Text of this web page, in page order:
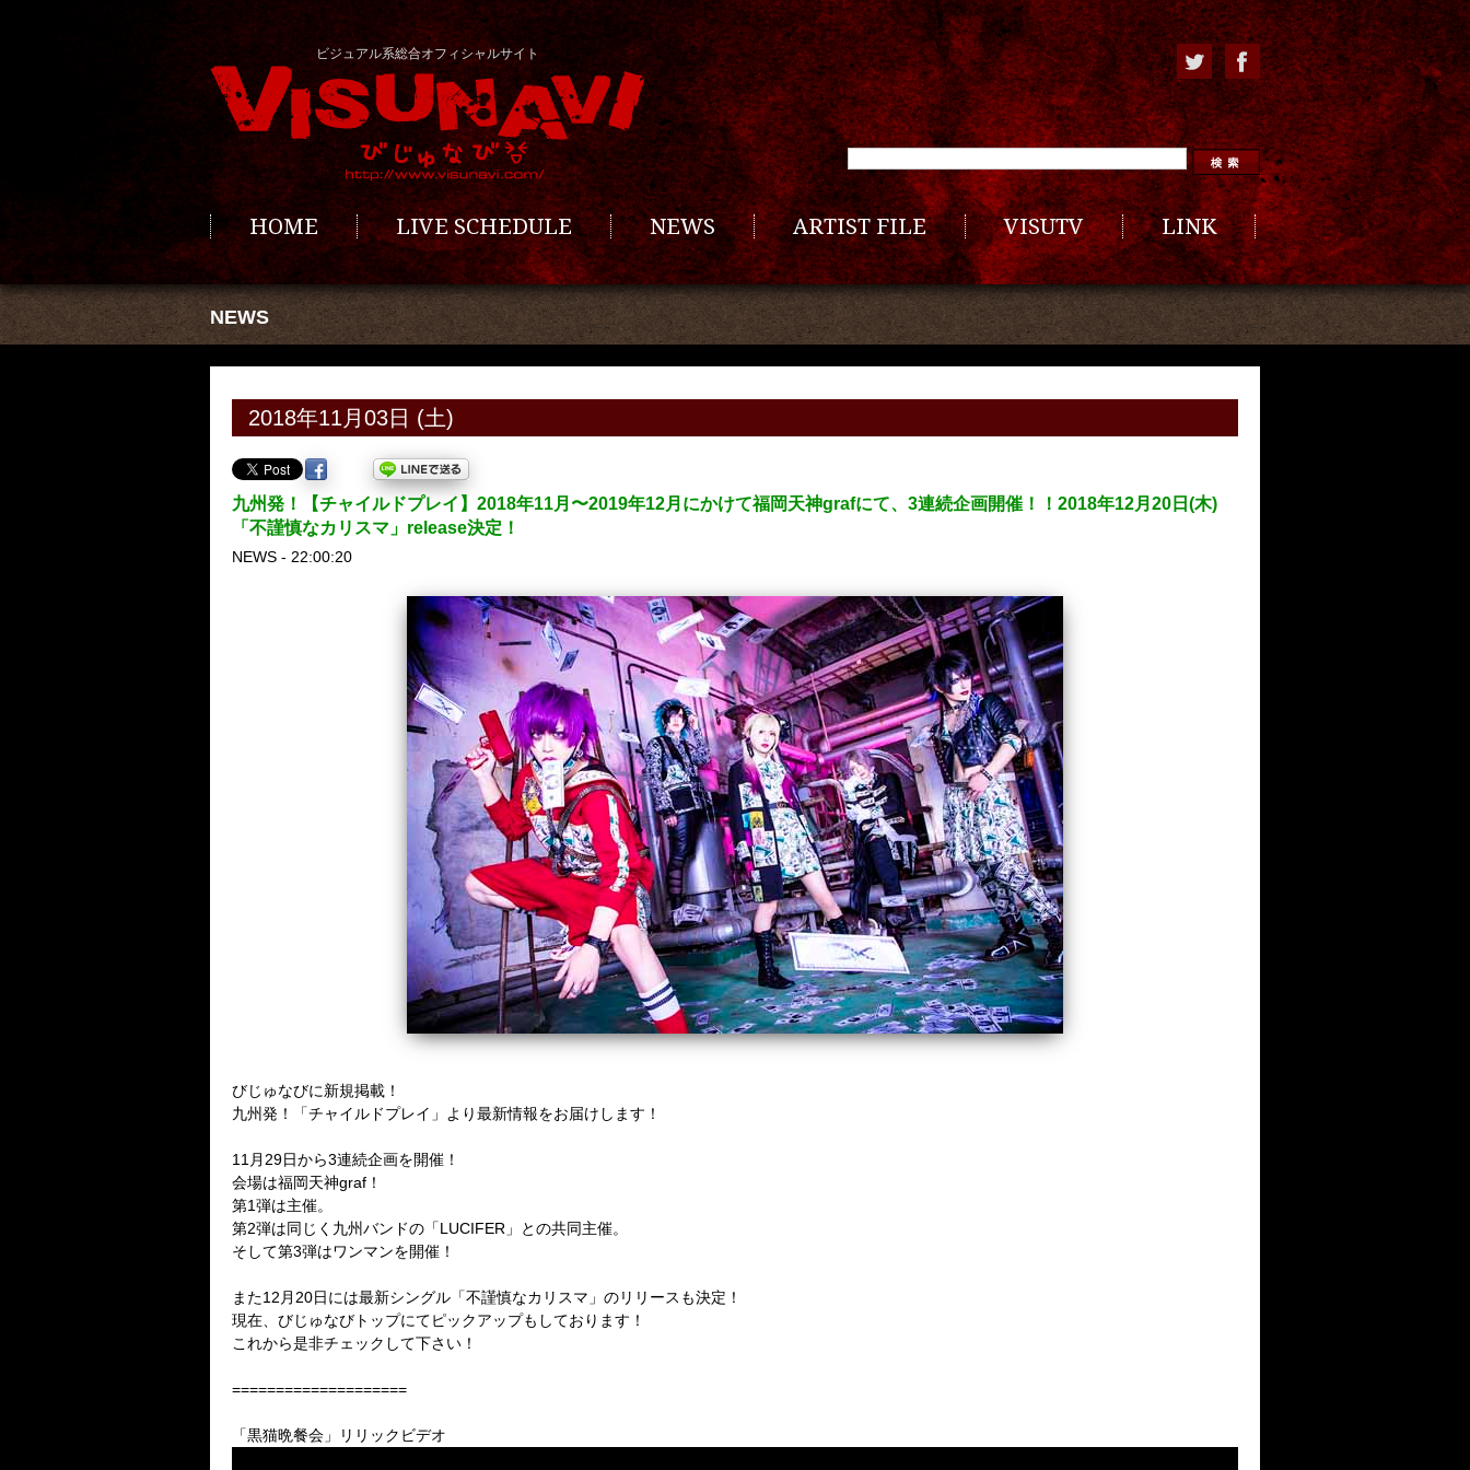
ビジュアル系総合オフィシャルサイト
HOME LIVE SCHEDULE NEWS ARTIST FILE VISUTV LINK
NEWS
2018年11月03日 (土)
九州発！【チャイルドプレイ】2018年11月〜2019年12月にかけて福岡天神grafにて、3連続企画開催！！2018年12月20日(木)
「不謹慎なカリスマ」release決定！
NEWS - 22:00:20
びじゅなびに新規掲載！
九州発！「チャイルドプレイ」より最新情報をお届けします！
11月29日から3連続企画を開催！
会場は福岡天神graf！
第1弾は主催。
第2弾は同じく九州バンドの「LUCIFER」との共同主催。
そして第3弾はワンマンを開催！
また12月20日には最新シングル「不謹慎なカリスマ」のリリースも決定！
現在、びじゅなびトップにてピックアップもしております！
これから是非チェックして下さい！
====================
「黒猫晩餐会」リリックビデオ